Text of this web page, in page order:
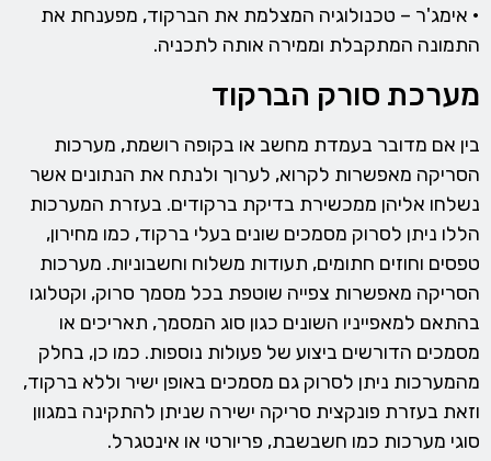
• אימג'ר – טכנולוגיה המצלמת את הברקוד, מפענחת את
התמונה המתקבלת וממירה אותה לתכניה.
מערכת סורק הברקוד
בין אם מדובר בעמדת מחשב או בקופה רושמת, מערכות
הסריקה מאפשרות לקרוא, לערוך ולנתח את הנתונים אשר
נשלחו אליהן ממכשירת בדיקת ברקודים. בעזרת המערכות
הללו ניתן לסרוק מסמכים שונים בעלי ברקוד, כמו מחירון,
טפסים וחוזים חתומים, תעודות משלוח וחשבוניות. מערכות
הסריקה מאפשרות צפייה שוטפת בכל מסמך סרוק, וקטלוגו
בהתאם למאפייניו השונים כגון סוג המסמך, תאריכים או
מסמכים הדורשים ביצוע של פעולות נוספות. כמו כן, בחלק
מהמערכות ניתן לסרוק גם מסמכים באופן ישיר וללא ברקוד,
וזאת בעזרת פונקצית סריקה ישירה שניתן להתקינה במגוון
סוגי מערכות כמו חשבשבת, פריורטי או אינטגרל.